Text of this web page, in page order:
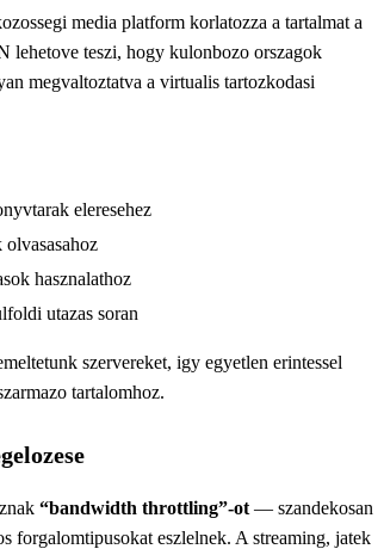
media platform korlatozza a tartalmat a
lehetove teszi, hogy kulonbozo orszagok
megvaltoztatva a virtualis tartozkodasi
eleresehez
hasznalathoz
utazas soran
szervereket, igy egyetlen erintessel
tartalomhoz.
“bandwidth throttling”-ot — szandekosan
forgalomtipusokat eszlelnek. A streaming, jatek